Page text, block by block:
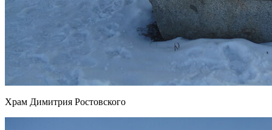
Храм Димитрия Ростовского